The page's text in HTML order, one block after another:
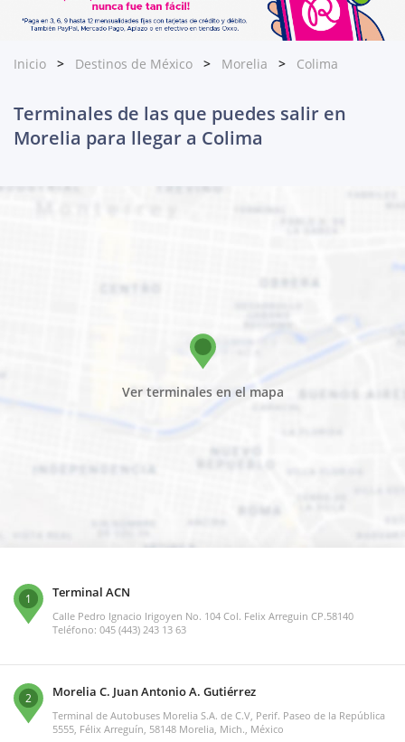
Inicio Destinos de México Morelia Colima
Terminales de las que puedes salir en
Morelia para llegar a Colima
Ver terminales en el mapa
1 Terminal ACN
Calle Pedro Ignacio Irigoyen No. 104 Col. Felix Arreguin CP.58140
Teléfono: 045 (443) 243 13 63
2 Morelia C. Juan Antonio A. Gutiérrez
Terminal de Autobuses Morelia S.A. de C.V, Perif. Paseo de la República
5555, Félix Arreguín, 58148 Morelia, Mich., México